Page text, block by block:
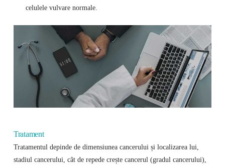
celulele vulvare normale.
Tratament
Tratamentul depinde de dimensiunea cancerului și localizarea lui,
stadiul cancerului, cât de repede crește cancerul (gradul cancerului),